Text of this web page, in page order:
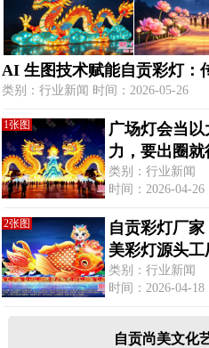
AI 生图技术赋能自贡彩灯：
类别：行业新闻 时间：2026-05-26
1张图
广场灯会当
力，要出圈就
类别：行业新闻
时间：2026-04-26
2张图
自贡彩灯厂
美彩灯源头工
类别：行业新闻
时间：2026-04-18
自贡尚美文化